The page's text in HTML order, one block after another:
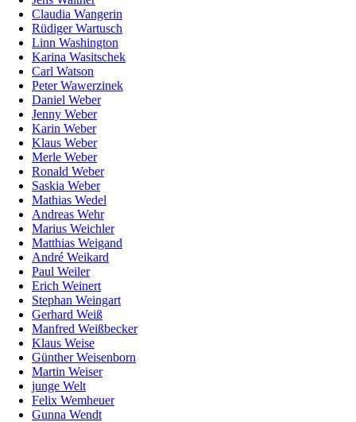
Claudia Wangerin
Rüdiger Wartusch
Linn Washington
Karina Wasitschek
Carl Watson
Peter Wawerzinek
Daniel Weber
Jenny Weber
Karin Weber
Klaus Weber
Merle Weber
Ronald Weber
Saskia Weber
Mathias Wedel
Andreas Wehr
Marius Weichler
Matthias Weigand
André Weikard
Paul Weiler
Erich Weinert
Stephan Weingart
Gerhard Weiß
Manfred Weißbecker
Klaus Weise
Günther Weisenborn
Martin Weiser
junge Welt
Felix Wemheuer
Gunna Wendt